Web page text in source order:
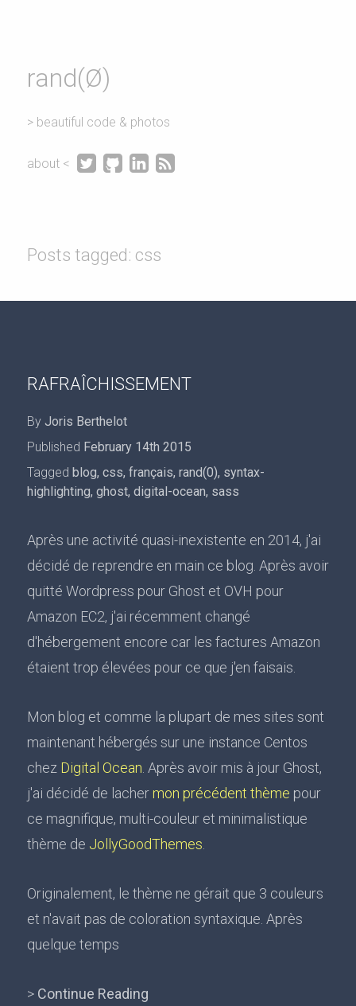
rand(Ø)
> beautiful code & photos
about <    
Posts tagged: css
RAFRAÎCHISSEMENT
By Joris Berthelot
Published February 14th 2015
Tagged blog, css, français, rand(0), syntax-
highlighting, ghost, digital-ocean, sass
Après une activité quasi-inexistente en 2014, j'ai
décidé de reprendre en main ce blog. Après avoir
quitté Wordpress pour Ghost et OVH pour
Amazon EC2, j'ai récemment changé
d'hébergement encore car les factures Amazon
étaient trop élevées pour ce que j'en faisais.
Mon blog et comme la plupart de mes sites sont
maintenant hébergés sur une instance Centos
chez Digital Ocean . Après avoir mis à jour Ghost,
j'ai décidé de lacher mon précédent thème pour
ce magnifique, multi-couleur et minimalistique
thème de JollyGoodThemes
Originalement, le thème ne gérait que 3 couleurs
et n'avait pas de coloration syntaxique. Après
quelque temps
> Continue Reading